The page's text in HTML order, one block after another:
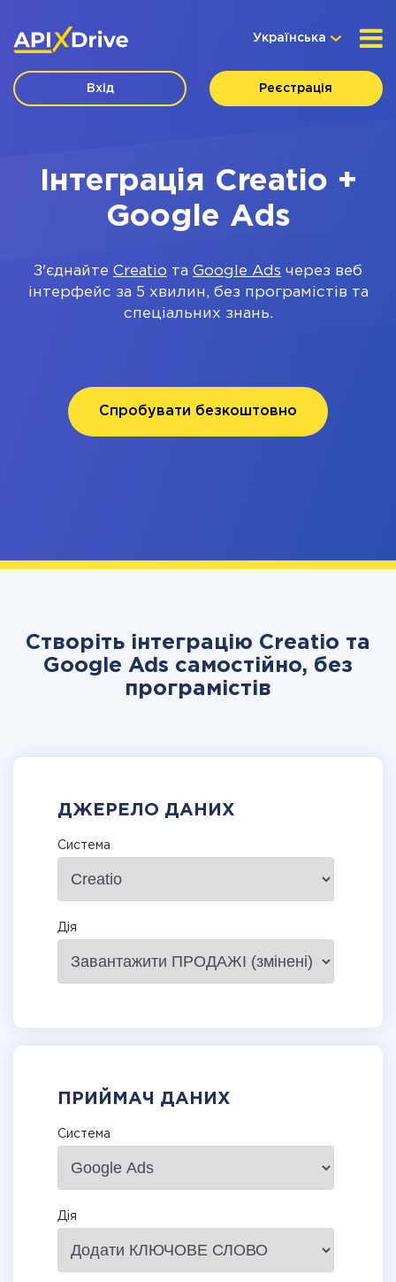
Українська
Вхід Реєстрація
Інтеграція Creatio +
Google Ads
З'єднайте Creatio та Google Ads через веб
інтерфейс за 5 хвилин, без програмістів та
спеціальних знань.
Спробувати безкоштовно
Створіть інтеграцію Creatio та
Google Ads самостійно, без
програмістів
ДЖЕРЕЛО ДАНИХ
Система
Дія
ПРИЙМАЧ ДАНИХ
Система
Дія